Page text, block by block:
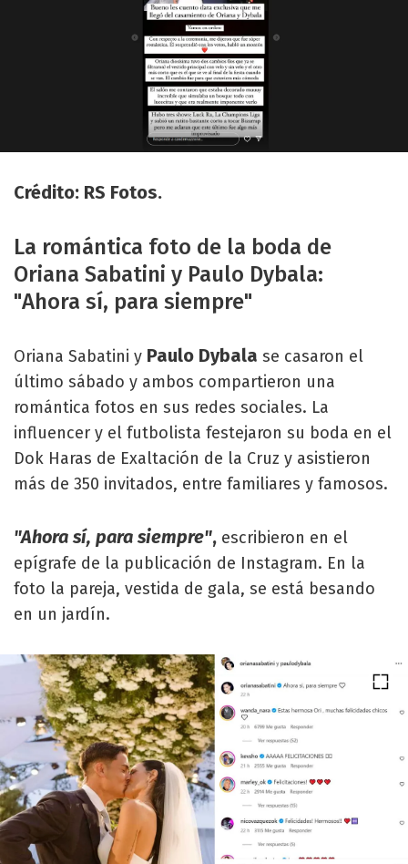
Crédito: RS Fotos.
La romántica foto de la boda de
Oriana Sabatini y Paulo Dybala:
"Ahora sí, para siempre"
Oriana Sabatini y Paulo Dybala se casaron el
último sábado y ambos compartieron una
romántica fotos en sus redes sociales. La
influencer y el futbolista festejaron su boda en el
Dok Haras de Exaltación de la Cruz y asistieron
más de 350 invitados, entre familiares y famosos.
"Ahora sí, para siempre", escribieron en el
epígrafe de la publicación de Instagram. En la
foto la pareja, vestida de gala, se está besando
en un jardín.